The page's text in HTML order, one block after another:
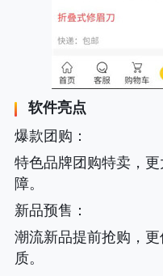
软件亮点
爆款团购 ：
特色品牌团购特卖，
障。
新品预售 ：
潮流新品提前抢购，
质。